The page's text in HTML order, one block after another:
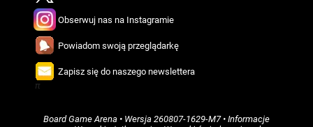
Obserwuj nas na Instagramie
Powiadom swoją przeglądarkę
Zapisz się do naszego newslettera
Board Game Arena • Wersja 260807-1629-M7• Informacje
π